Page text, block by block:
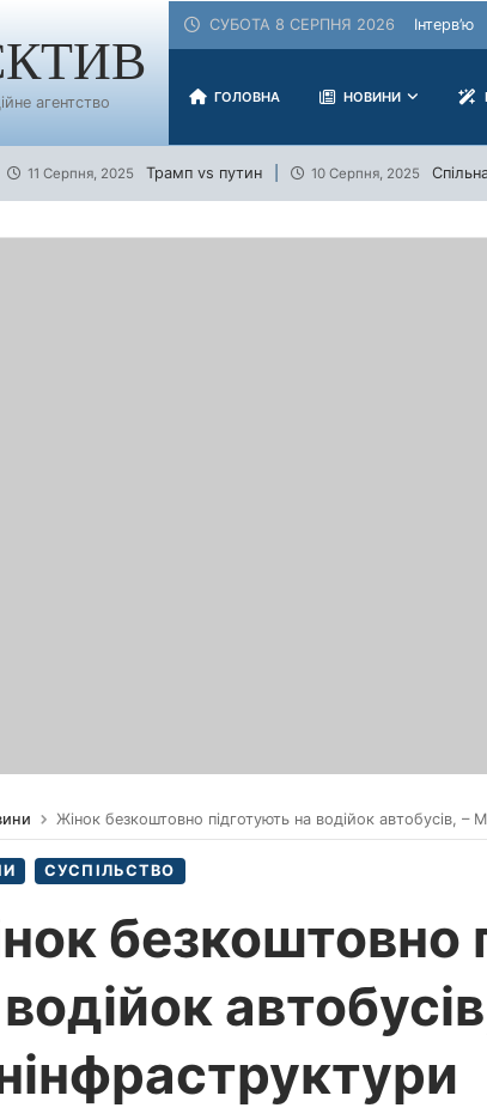
агентство
СУБОТА 8 СЕРПНЯ 2026 Інтерв’ю
ГОЛОВНА НОВИНИ
11 Серпня, 2025 Трамп vs путин 10 Серпня, 2025
Жінок безкоштовно підготують на водійок автобусів, –
СУСПІЛЬСТВО
безкоштовно